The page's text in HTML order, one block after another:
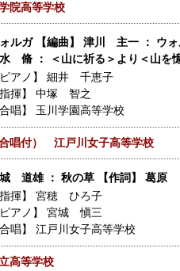
院高等学校
ルガ 【編曲】 津川 主一 ： ウォ
脩 ： ＜山に祈る＞より＜山を
ピアノ】細井 千恵子
指揮】中塚 智之
合唱】 玉川学園高等学校
唱付） 江戸川女子高等学校
道雄 ： 秋の草 【作詞】 葛原
指揮】宮穂 ひろ子
ピアノ】宮城 愼三
合唱】江戸川女子高等学校
高等学校